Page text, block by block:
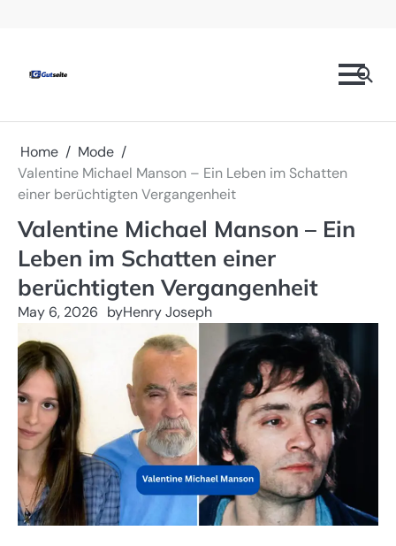
Home
Mode
Valentine Michael Manson – Ein Leben im Schatten
einer berüchtigten Vergangenheit
Valentine Michael Manson – Ein
Leben im Schatten einer
berüchtigten Vergangenheit
May 6, 2026 byHenry Joseph